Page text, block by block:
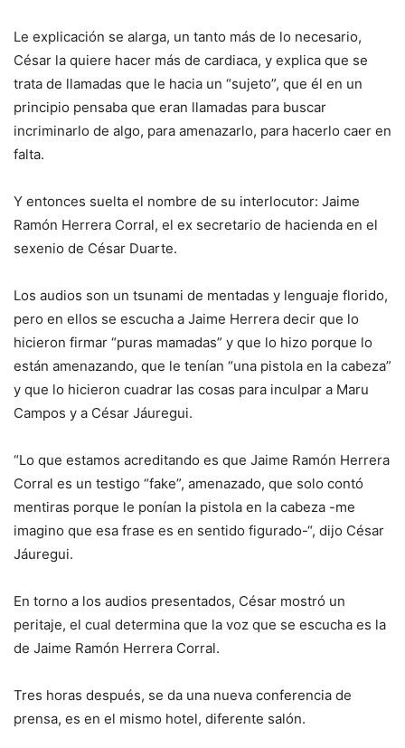
Le explicación se alarga, un tanto más de lo necesario,
César la quiere hacer más de cardiaca, y explica que se
trata de llamadas que le hacia un “sujeto”, que él en un
principio pensaba que eran llamadas para buscar
incriminarlo de algo, para amenazarlo, para hacerlo caer en
falta.
Y entonces suelta el nombre de su interlocutor: Jaime
Ramón Herrera Corral, el ex secretario de hacienda en el
sexenio de César Duarte.
Los audios son un tsunami de mentadas y lenguaje florido,
pero en ellos se escucha a Jaime Herrera decir que lo
hicieron firmar “puras mamadas” y que lo hizo porque lo
están amenazando, que le tenían “una pistola en la cabeza”
y que lo hicieron cuadrar las cosas para inculpar a Maru
Campos y a César Jáuregui.
“Lo que estamos acreditando es que Jaime Ramón Herrera
Corral es un testigo “fake”, amenazado, que solo contó
mentiras porque le ponían la pistola en la cabeza -me
imagino que esa frase es en sentido figurado-“, dijo César
Jáuregui.
En torno a los audios presentados, César mostró un
peritaje, el cual determina que la voz que se escucha es la
de Jaime Ramón Herrera Corral.
Tres horas después, se da una nueva conferencia de
prensa, es en el mismo hotel, diferente salón.